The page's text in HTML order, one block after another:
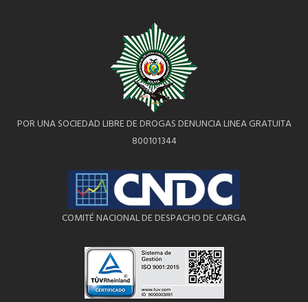
POR UNA SOCIEDAD LIBRE DE DROGAS DENUNCIA LINEA GRATUITA
800101344
COMITÉ NACIONAL DE DESPACHO DE CARGA